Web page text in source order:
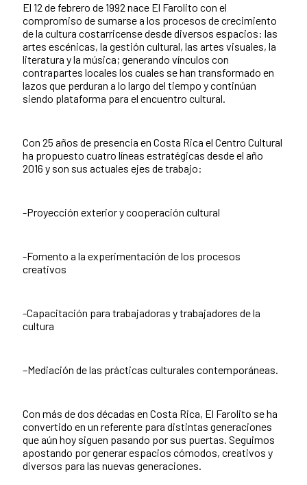
El 12 de febrero de 1992 nace El Farolito con el
compromiso de sumarse a los procesos de crecimiento
de la cultura costarricense desde diversos espacios: las
artes escénicas, la gestión cultural, las artes visuales, la
literatura y la música; generando vínculos con
contrapartes locales los cuales se han transformado en
lazos que perduran a lo largo del tiempo y continúan
siendo plataforma para el encuentro cultural.
Con 25 años de presencia en Costa Rica el Centro Cultural
ha propuesto cuatro líneas estratégicas desde el año
2016 y son sus actuales ejes de trabajo:
-Proyección exterior y cooperación cultural
-Fomento a la experimentación de los procesos
creativos
-Capacitación para trabajadoras y trabajadores de la
cultura
–Mediación de las prácticas culturales contemporáneas.
Con más de dos décadas en Costa Rica, El Farolito se ha
convertido en un referente para distintas generaciones
que aún hoy siguen pasando por sus puertas. Seguimos
apostando por generar espacios cómodos, creativos y
diversos para las nuevas generaciones.